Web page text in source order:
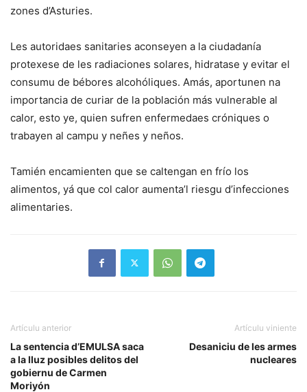
zones d’Asturies.
Les autoridaes sanitaries aconseyen a la ciudadanía
protexese de les radiaciones solares, hidratase y evitar el
consumu de bébores alcohóliques. Amás, aportunen na
importancia de curiar de la población más vulnerable al
calor, esto ye, quien sufren enfermedaes cróniques o
trabayen al campu y neñes y neños.
Tamién encamienten que se caltengan en frío los
alimentos, yá que col calor aumenta’l riesgu d’infecciones
alimentaries.
Artículu anterior
La sentencia d’EMULSA saca
a la lluz posibles delitos del
gobiernu de Carmen
Moriyón
Artículu viniente
Desaniciu de les armes
nucleares